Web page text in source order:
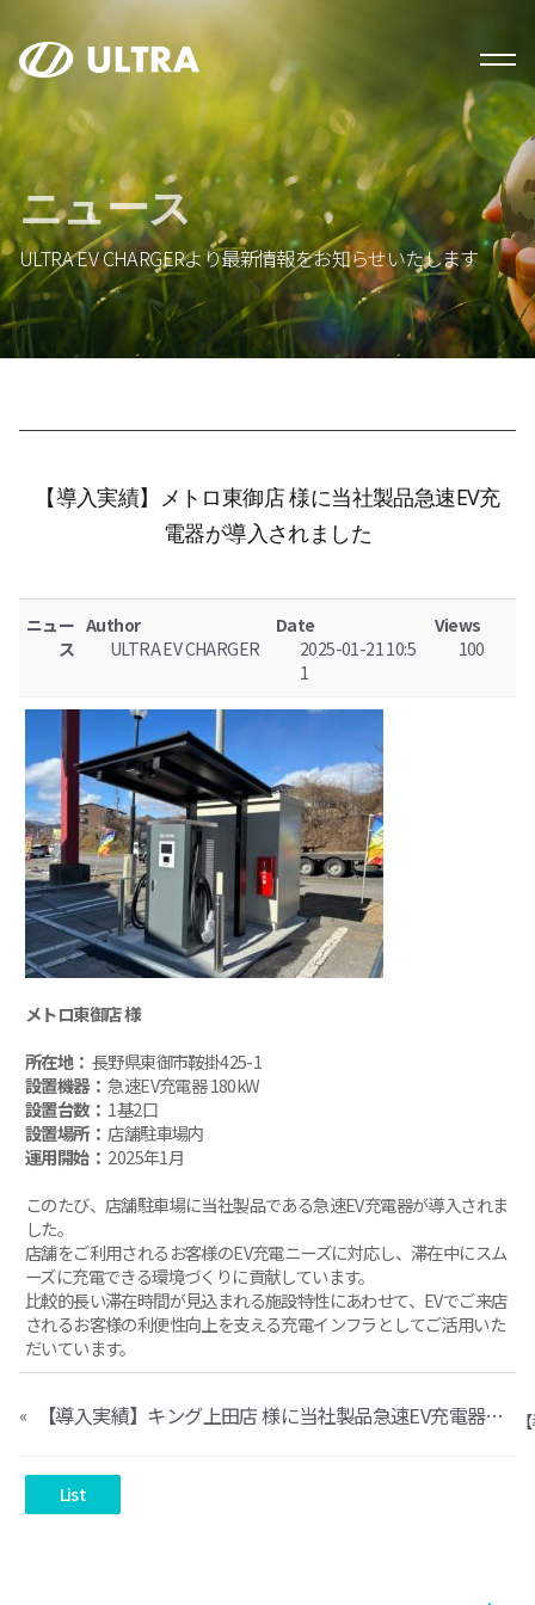
ニュース
ULTRA EV CHARGERより最新情報をお知らせいたします
【導入実績】メトロ東御店 様に当社製品急速EV充
電器が導入されました
ニュー
ス
Author
ULTRA EV CHARGER
Date
2025-01-21 10:5
1
Views
100
メトロ東御店 様
所在地： 長野県東御市鞍掛425-1
設置機器： 急速EV充電器 180kW
設置台数： 1基2口
設置場所： 店舗駐車場内
運用開始： 2025年1月
このたび、店舗駐車場に当社製品である急速EV充電器が導入されま
した。
店舗をご利用されるお客様のEV充電ニーズに対応し、滞在中にスム
ーズに充電できる環境づくりに貢献しています。
比較的長い滞在時間が見込まれる施設特性にあわせて、EVでご来店
されるお客様の利便性向上を支える充電インフラとしてご活用いた
だいています。
« 【導入実績】キング上田店 様に当社製品急速EV充電器が導入されました
List